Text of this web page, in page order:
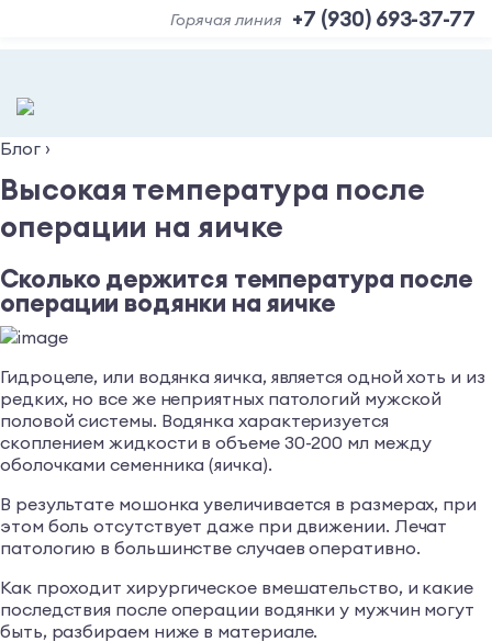
+7 (930) 693-37-77
Горячая линия
Блог ›
Высокая температура после
операции на яичке
Сколько держится температура после
операции водянки на яичке
Гидроцеле, или водянка яичка, является одной хоть и из
редких, но все же неприятных патологий мужской
половой системы. Водянка характеризуется
скоплением жидкости в объеме 30-200 мл между
оболочками семенника (яичка).
В результате мошонка увеличивается в размерах, при
этом боль отсутствует даже при движении. Лечат
патологию в большинстве случаев оперативно.
Как проходит хирургическое вмешательство, и какие
последствия после операции водянки у мужчин могут
быть, разбираем ниже в материале.